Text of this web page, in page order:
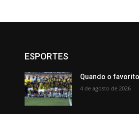
ESPORTES
Quando o
4 de agosto de 2026